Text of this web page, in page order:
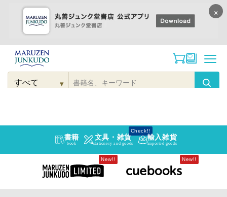
コンテンツに
進む
検
▾
書籍
book
文具・雑貨
stationery and goods
Check!!
輸入雑貨
imported goods
New!! New!!
×